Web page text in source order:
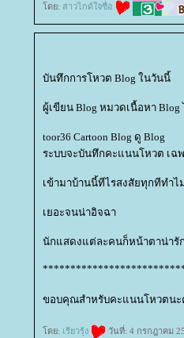
ดย: สาวไกด์ใจซื่อ
บันทึกการโหวต Blog ในวันนี้
ผู้เขียน Blog หมวดเนื้อหา Blog
toor36 Cartoon Blog ดู Blog
ระบบจะบันทึกคะแนนโหวต เฉ
เข้ามาบ้านนี้ทีไรสงสัยทุกทีทำ
เยอะจนน่าอิจฉา
นักแสดงแต่ละคนก็หน้าตาน่ารัก
ขอบคุณสำหรับคะแนนโหวตนะ
ดย: เรียวรุ้ง วันที่: 4 กรกฎาคม